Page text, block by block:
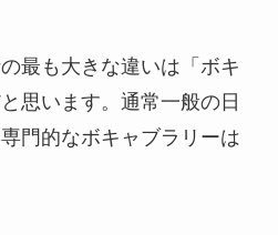
最も大きな違いは「ボキ
思います。通常一般の日
門的なボキャブラリーは